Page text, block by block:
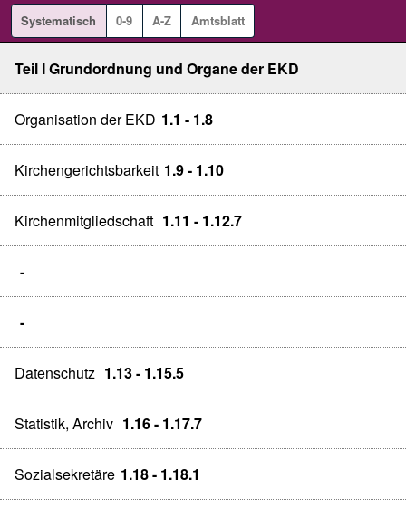
Systematisch 0-9 A-Z Amtsblatt
Teil I Grundordnung und Organe der EKD
Organisation der EKD 1.1 - 1.8
Kirchengerichtsbarkeit 1.9 - 1.10
Kirchenmitgliedschaft 1.11 - 1.12.7
-
-
Datenschutz 1.13 - 1.15.5
Statistik, Archiv 1.16 - 1.17.7
Sozialsekretäre 1.18 - 1.18.1